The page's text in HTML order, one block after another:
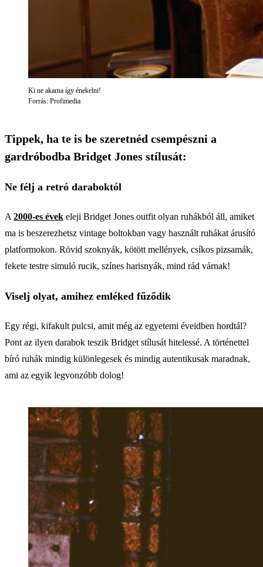
Ki ne akarna így énekelni!
Forrás: Profimedia
Tippek, ha te is be szeretnéd csempészni a
gardróbodba Bridget Jones stílusát:
Ne félj a retró daraboktól
A 2000-es évek eleji Bridget Jones outfit olyan ruhákból áll, amiket
ma is beszerezhetsz vintage boltokban vagy használt ruhákat árusító
platformokon. Rövid szoknyák, kötött mellények, csíkos pizsamák,
fekete testre simuló rucik, színes harisnyák, mind rád várnak!
Viselj olyat, amihez emléked fűződik
Egy régi, kifakult pulcsi, amit még az egyetemi éveidben hordtál?
Pont az ilyen darabok teszik Bridget stílusát hitelessé. A történettel
bíró ruhák mindig különlegesek és mindig autentikusak maradnak,
ami az egyik legvonzóbb dolog!